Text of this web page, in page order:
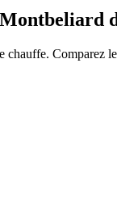
Montbeliard
Comparez